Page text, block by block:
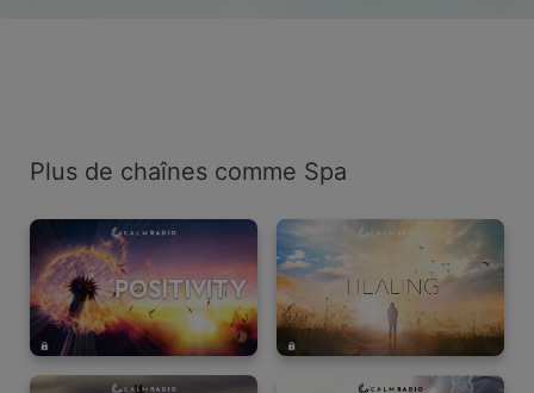
Plus de chaînes comme Spa